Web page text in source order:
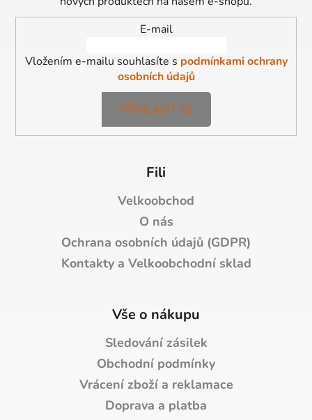
r
v
y
v
ý
p
i
s
E-mail
Vložením e-mailu souhlasíte s podmínkami ochrany
osobních údajů
PŘIHLÁSIT SE
Fili
Velkoobchod
O nás
Ochrana osobních údajů (GDPR)
Kontakty a Velkoobchodní sklad
Vše o nákupu
Sledování zásilek
Obchodní podmínky
Vrácení zboží a reklamace
Doprava a platba